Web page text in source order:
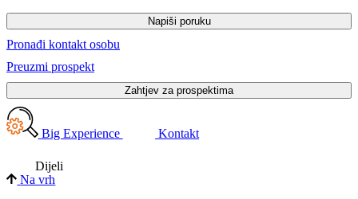
Napiši poruku
Pronađi kontakt osobu
Preuzmi prospekt
Zahtjev za prospektima
Big Experience Kontakt
Dijeli
Na vrh